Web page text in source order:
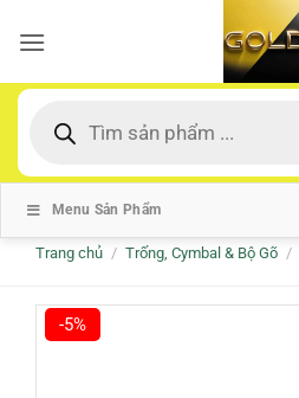
qua
dung
kiếm
Menu Sản Phẩm
Trang chủ / Trống, Cymbal & Bộ Gõ /
-5%